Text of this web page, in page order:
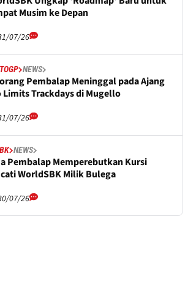
Musim ke Depan
07/26
NEWS
Pembalap Meninggal pada Ajang
Limits Trackdays di Mugello
07/26
NEWS
Pembalap Memperebutkan Kursi
WorldSBK Milik Bulega
07/26